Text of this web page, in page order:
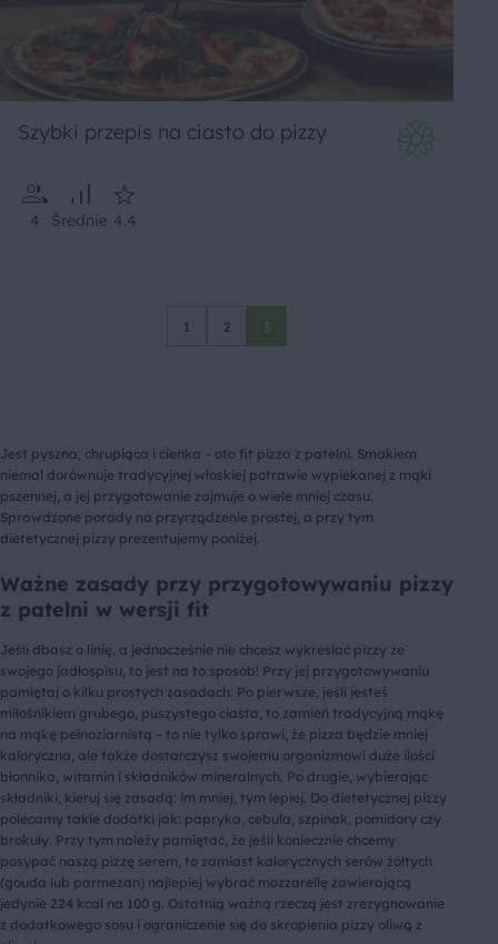
Szybki przepis na ciasto do pizzy
4 Średnie 4.4
1 2 3
Jest pyszna, chrupiąca i cienka – oto fit pizza z patelni. Smakiem
niemal dorównuje tradycyjnej włoskiej potrawie wypiekanej z mąki
pszennej, a jej przygotowanie zajmuje o wiele mniej czasu.
Sprawdzone porady na przyrządzenie prostej, a przy tym
dietetycznej pizzy prezentujemy poniżej.
Ważne zasady przy przygotowywaniu pizzy
z patelni w wersji fit
Jeśli dbasz o linię, a jednocześnie nie chcesz wykreślać pizzy ze
swojego jadłospisu, to jest na to sposób! Przy jej przygotowywaniu
pamiętaj o kilku prostych zasadach. Po pierwsze, jeśli jesteś
miłośnikiem grubego, puszystego ciasta, to zamień tradycyjną mąkę
na mąkę pełnoziarnistą – to nie tylko sprawi, że pizza będzie mniej
kaloryczna, ale także dostarczysz swojemu organizmowi duże ilości
błonnika, witamin i składników mineralnych. Po drugie, wybierając
składniki, kieruj się zasadą: im mniej, tym lepiej. Do dietetycznej pizzy
polecamy takie dodatki jak: papryka, cebula, szpinak, pomidory czy
brokuły. Przy tym należy pamiętać, że jeśli koniecznie chcemy
posypać naszą pizzę serem, to zamiast kalorycznych serów żółtych
(gouda lub parmezan) najlepiej wybrać mozzarellę zawierającą
jedynie 224 kcal na 100 g. Ostatnią ważną rzeczą jest zrezygnowanie
z dodatkowego sosu i ograniczenie się do skropienia pizzy oliwą z